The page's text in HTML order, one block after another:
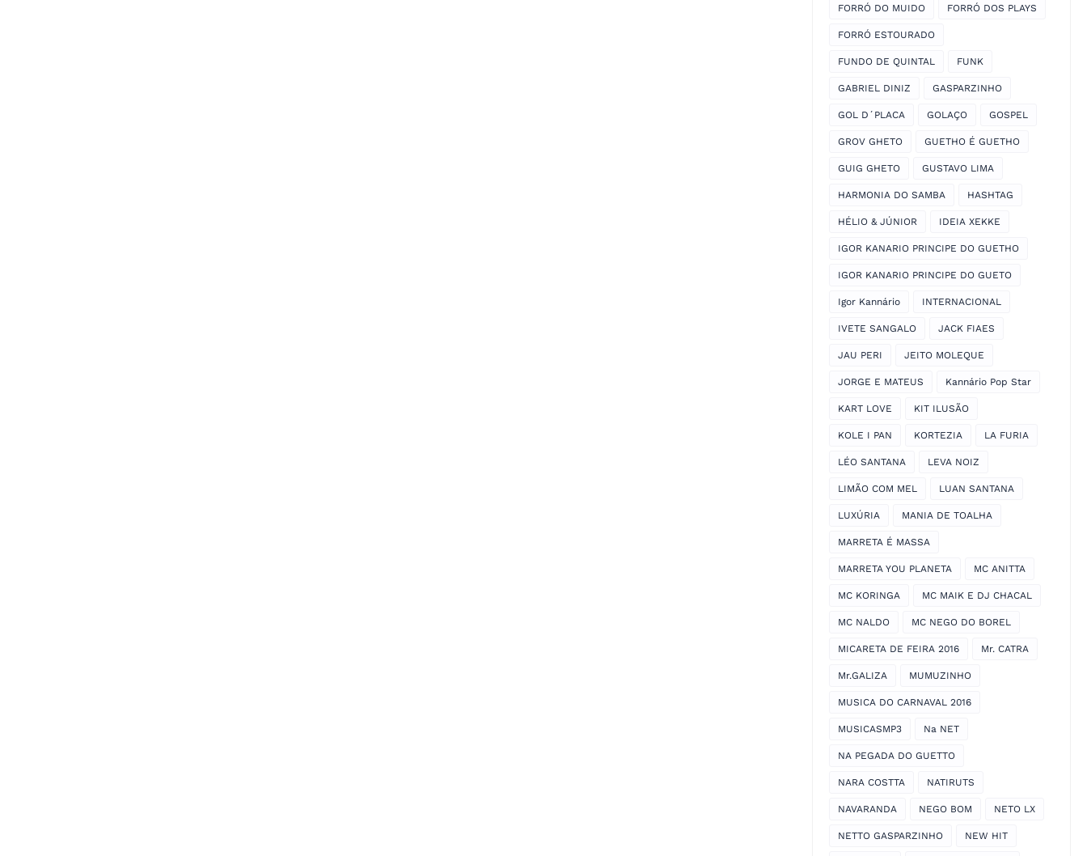
FORRÓ DO MUIDO FORRÓ DOS PLAYS
FORRÓ ESTOURADO
FUNDO DE QUINTAL FUNK
GABRIEL DINIZ GASPARZINHO
GOL D´PLACA GOLAÇO GOSPEL
GROV GHETO GUETHO É GUETHO
GUIG GHETO GUSTAVO LIMA
HARMONIA DO SAMBA HASHTAG
HÉLIO & JÚNIOR IDEIA XEKKE
IGOR KANARIO PRINCIPE DO GUETHO
IGOR KANARIO PRINCIPE DO GUETO
Igor Kannário INTERNACIONAL
IVETE SANGALO JACK FIAES
JAU PERI JEITO MOLEQUE
JORGE E MATEUS Kannário Pop Star
KART LOVE KIT ILUSÃO
KOLE I PAN KORTEZIA LA FURIA
LÉO SANTANA LEVA NOIZ
LIMÃO COM MEL LUAN SANTANA
LUXÚRIA MANIA DE TOALHA
MARRETA É MASSA
MARRETA YOU PLANETA MC ANITTA
MC KORINGA MC MAIK E DJ CHACAL
MC NALDO MC NEGO DO BOREL
MICARETA DE FEIRA 2016 Mr. CATRA
Mr.GALIZA MUMUZINHO
MUSICA DO CARNAVAL 2016
MUSICASMP3 Na NET
NA PEGADA DO GUETTO
NARA COSTTA NATIRUTS
NAVARANDA NEGO BOM NETO LX
NETTO GASPARZINHO NEW HIT